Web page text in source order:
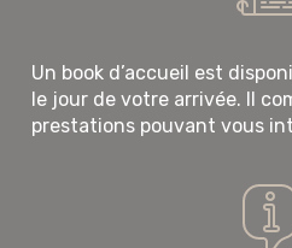
Un book d’accueil est
le jour de votre arrivée. Il
prestations pouvant vous